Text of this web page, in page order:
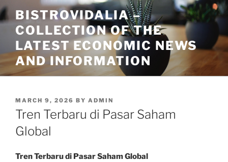
Skip
to
content
BISTROVIDALIA –
COLLECTION OF THE
LATEST ECONOMIC NEWS
AND INFORMATION
POSTED
ON
MARCH 9, 2026 BY ADMIN
Tren Terbaru di Pasar Saham
Global
Tren Terbaru di Pasar Saham Global